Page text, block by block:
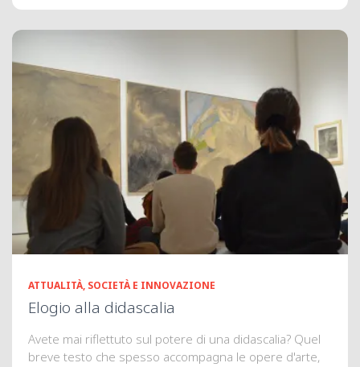
ATTUALITÀ, SOCIETÀ E INNOVAZIONE
Elogio alla didascalia
Avete mai riflettuto sul potere di una didascalia? Quel
breve testo che spesso accompagna le opere d'arte,